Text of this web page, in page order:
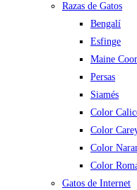
Razas de Gatos
Bengalí
Esfinge
Maine
Persas
Siamés
Color
Color
Color
Color
Gatos de Internet